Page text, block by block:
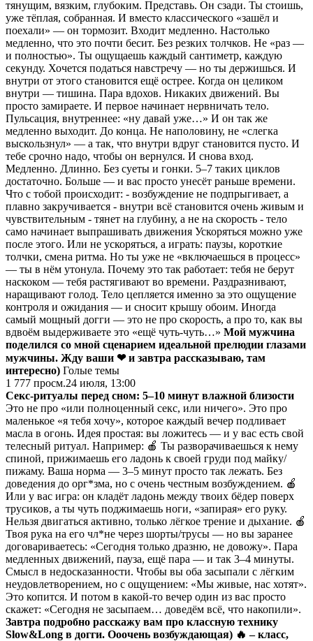
тянущим, вязким, глубоким. Представь. Он сзади. Ты стоишь,
уже тёплая, собранная. И вместо классического «зашёл и
поехали» — он тормозит. Входит медленно. Настолько
медленно, что это почти бесит. Без резких толчков. Не «раз —
и полностью». Ты ощущаешь каждый сантиметр, каждую
секунду. Хочется податься навстречу — но ты держишься. И
внутри от этого становится ещё острее. Когда он целиком
внутри — тишина. Пара вдохов. Никаких движений. Вы
просто замираете. И первое начинает нервничать тело.
Пульсация, внутреннее: «ну давай уже…» И он так же
медленно выходит. До конца. Не наполовину, не «слегка
выскользнул» — а так, что внутри вдруг становится пусто. И
тебе срочно надо, чтобы он вернулся. И снова вход.
Медленно. Длинно. Без суеты и гонки. 5–7 таких циклов
достаточно. Больше — и вас просто унесёт раньше времени.
Что с тобой происходит: - возбуждение не подпрыгивает, а
плавно закручивается - внутри всё становится очень живым и
чувствительным - тянет на глубину, а не на скорость - тело
само начинает выпрашивать движения Ускоряться можно уже
после этого. Или не ускоряться, а играть: паузы, короткие
толчки, смена ритма. Но ты уже не «включаешься в процесс»
— ты в нём утонула. Почему это так работает: тебя не берут
наскоком — тебя растягивают во времени. Раздразнивают,
наращивают голод. Тело цепляется именно за это ощущение
контроля и ожидания — и сносит крышу обоим. Иногда
самый мощный догги — это не про скорость, а про то, как вы
вдвоём выдерживаете это «ещё чуть-чуть…» Мой мужчина
поделился со мной сценарием идеальной прелюдии глазами
мужчины. Жду ваши ❤ и завтра рассказываю, там
интересно) Голые темы
1 777 просм.24 июля, 13:00
Секс-ритуалы перед сном: 5–10 минут влажной близости
Это не про «или полноценный секс, или ничего». Это про
маленькое «я тебя хочу», которое каждый вечер подливает
масла в огонь. Идея простая: вы ложитесь — и у вас есть свой
телесный ритуал. Например: 🍎 Ты разворачиваешься к нему
спиной, прижимаешь его ладонь к своей груди под майку/
пижаму. Ваша норма — 3–5 минут просто так лежать. Без
доведения до орг*зма, но с очень честным возбуждением. 🍎
Или у вас игра: он кладёт ладонь между твоих бёдер поверх
трусиков, а ты чуть поджимаешь ноги, «запирая» его руку.
Нельзя двигаться активно, только лёгкое трение и дыхание. 🍎
Твоя рука на его чл*не через шорты/трусы — но вы заранее
договариваетесь: «Сегодня только дразню, не довожу». Пара
медленных движений, пауза, ещё пара — и так 3–4 минуты.
Смысл в недосказанности. Чтобы вы оба засыпали с лёгким
неудовлетворением, но с ощущением: «Мы живые, нас хотят».
Это копится. И потом в какой-то вечер один из вас просто
скажет: «Сегодня не засыпаем… доведём всё, что накопили».
Завтра подробно расскажу вам про классную технику
Slow&Long в догги. Ооочень возбуждающая) 🔥 – класс,